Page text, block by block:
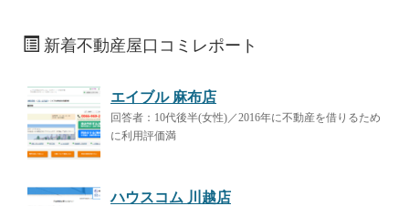
新着不動産屋口コミレポート
エイブル 麻布店
回答者：10代後半(女性)／2016年に不動産を借りるため
に利用評価満
ハウスコム 川越店